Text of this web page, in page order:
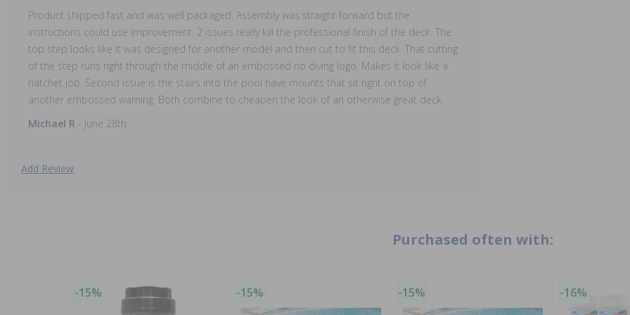
Product shipped fast and was well packaged. Assembly was straight forward but the
instructions could use improvement. 2 issues really kill the professional finish of the deck. The
top step looks like it was designed for another model and then cut to fit this deck. That cutting
of the step runs right through the middle of an embossed no diving logo. Makes it look like a
hatchet job. Second issue is the stairs into the pool have mounts that sit right on top of
another embossed warning. Both combine to cheapen the look of an otherwise great deck.
Michael R - June 28th
Add Review
Purchased often with:
-15% -15% -15% -16%